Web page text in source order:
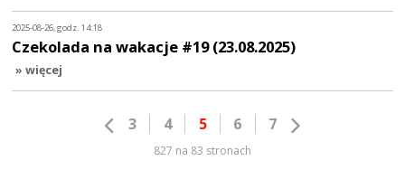
2025-08-26, godz. 14:18
Czekolada na wakacje #19 (23.08.2025)
» więcej
3 4 5 6 7
827 na 83 stronach